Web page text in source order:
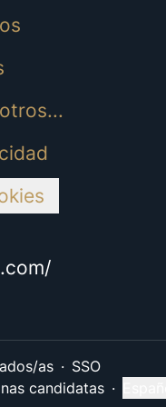
as · SSO
candidatas ·